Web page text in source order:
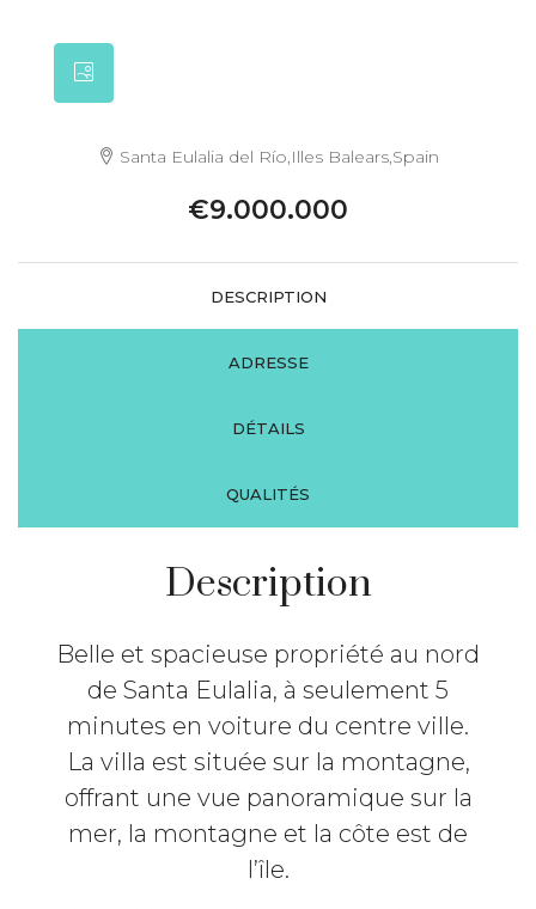
Santa Eulalia del Río,Illes Balears,Spain
€9.000.000
DESCRIPTION
ADRESSE
DÉTAILS
QUALITÉS
Description
Belle et spacieuse propriété au nord
de Santa Eulalia, à seulement 5
minutes en voiture du centre ville.
La villa est située sur la montagne,
offrant une vue panoramique sur la
mer, la montagne et la côte est de
l’île.